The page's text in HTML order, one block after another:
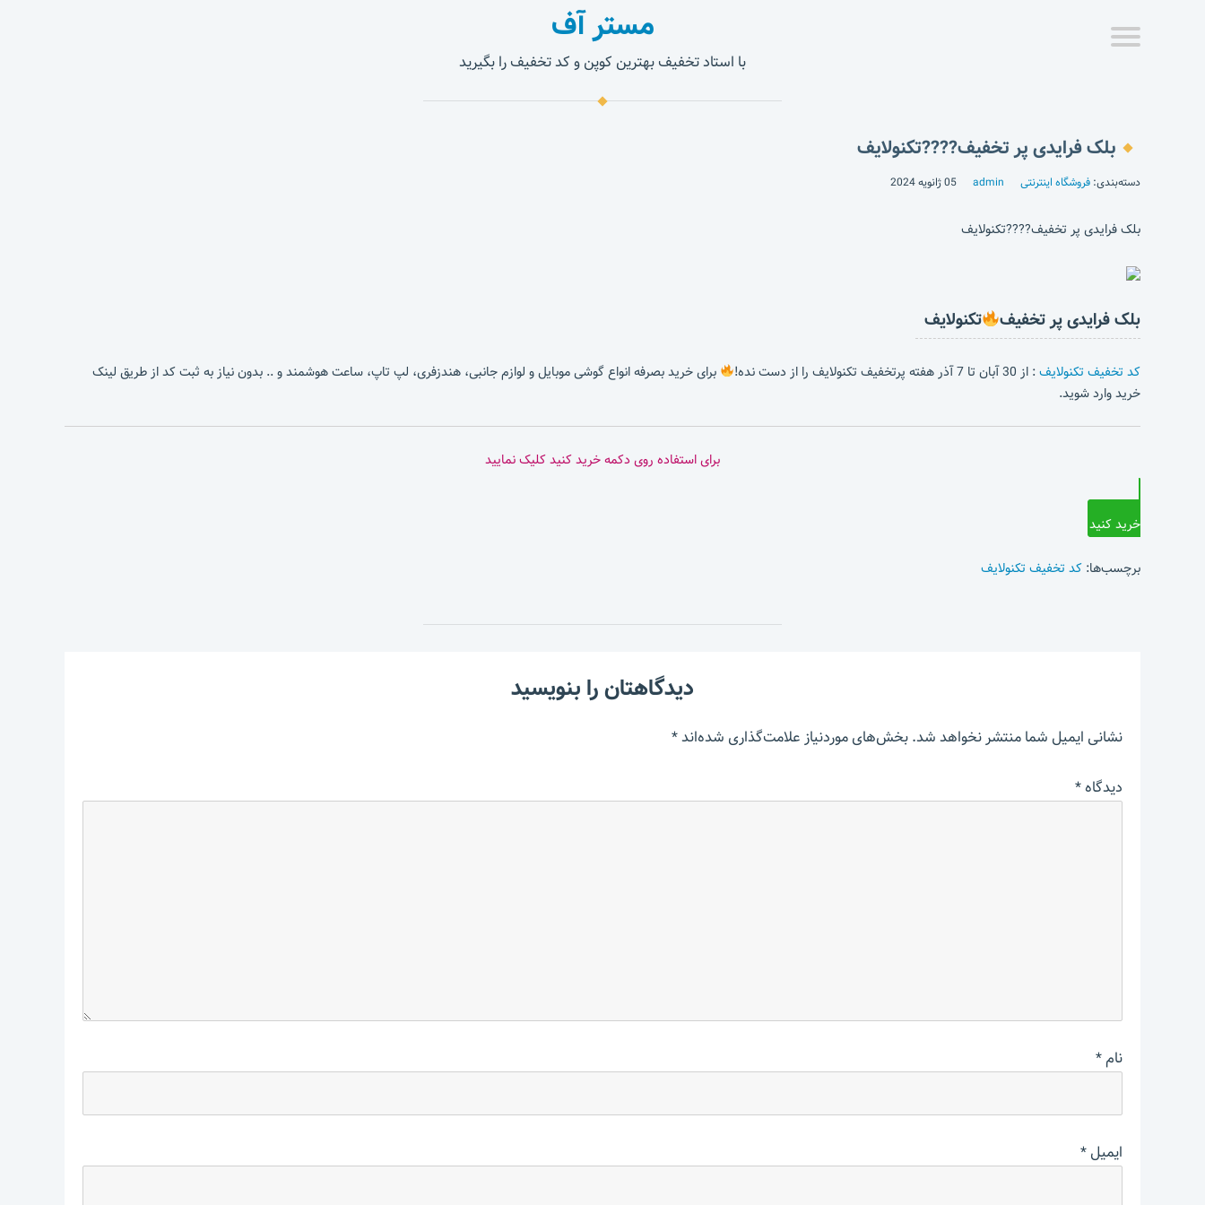
مستر آف
با استاد تخفیف بهترین کوپن و کد تخفیف را بگیرید
بلک فرایدی پر تخفیف????تکنولایف
دسته‌بندی: فروشگاه اینترنتی admin 05 ژانویه 2024
بلک فرایدی پر تخفیف????تکنولایف
بلک فرایدی پر تخفیف تکنولایف
کد تخفیف تکنولایف: از 30 آبان تا 7 آذر هفته پرتخفیف تکنولایف را از دست نده!
برای خرید بصرفه انواع گوشی موبایل و لوازم جانبی، هندزفری، لپ تاپ، ساعت هوشمند و .. بدون نیاز به ثبت کد از طریق لینک
خرید وارد شوید.
برای استفاده روی دکمه خرید کنید کلیک نمایید
خرید کنید
برچسب‌ها: کد تخفیف تکنولایف
دیدگاهتان را بنویسید
نشانی ایمیل شما منتشر نخواهد شد.بخش‌های موردنیاز علامت‌گذاری شده‌اند*
دیدگاه*
نام*
ایمیل*